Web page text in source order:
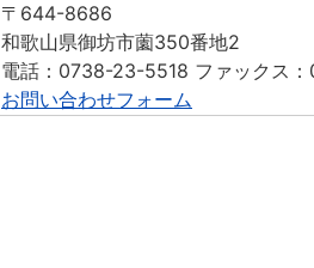
〒644-8686
和歌山県御坊市薗350番地2
電話：0738-23-5518 ファックス
お問い合わせフォーム